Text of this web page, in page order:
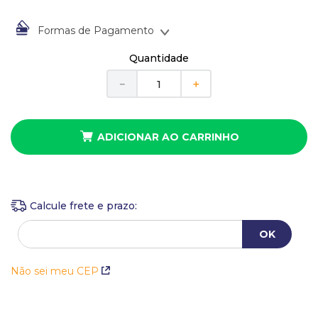
Formas de Pagamento
sem juros
Quantidade
＋
－
ADICIONAR AO CARRINHO
Não sei meu CEP